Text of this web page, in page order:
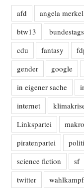
afd angela merkel
btw13
cdu
fantasy
gender
google
in eigener sache
internet
Linkspartei
makro
piratenpartei
science fiction
sf
twitter
wahlkampf